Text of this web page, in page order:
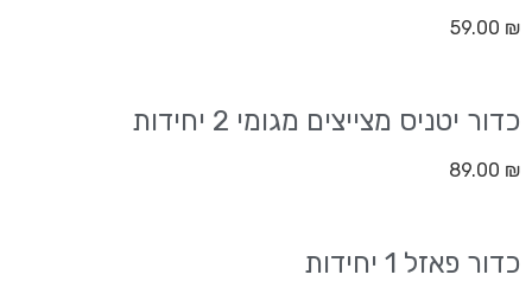
59.00 ₪
כדור יטניס מצייצים מגומי 2 יחידות
89.00 ₪
כדור פאזל 1 יחידות